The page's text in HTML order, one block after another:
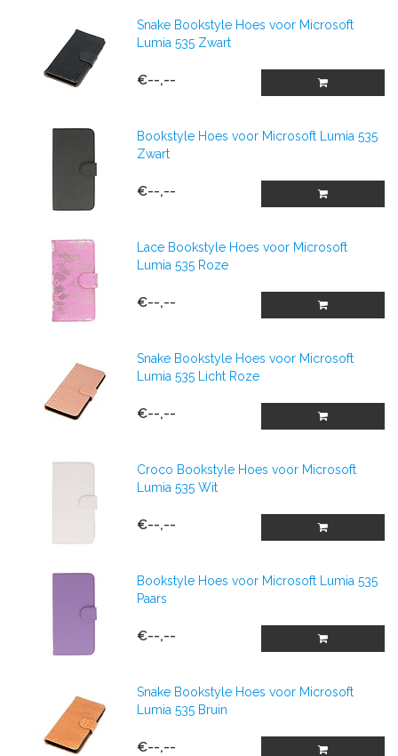
Snake Bookstyle Hoes voor Microsoft
Lumia 535 Zwart
€--,--
Bookstyle Hoes voor Microsoft Lumia 535
Zwart
€--,--
Lace Bookstyle Hoes voor Microsoft
Lumia 535 Roze
€--,--
Snake Bookstyle Hoes voor Microsoft
Lumia 535 Licht Roze
€--,--
Croco Bookstyle Hoes voor Microsoft
Lumia 535 Wit
€--,--
Bookstyle Hoes voor Microsoft Lumia 535
Paars
€--,--
Snake Bookstyle Hoes voor Microsoft
Lumia 535 Bruin
€--,--